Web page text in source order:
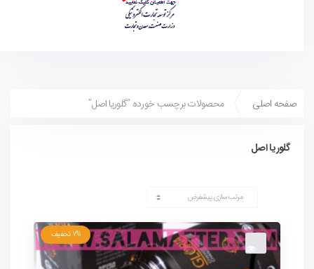
صفحه اصلی محصولات برچسب خورده “گلوریا اصل”
گلوریا اصل
7% تخفیف